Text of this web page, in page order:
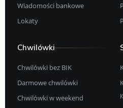
Wiadomości bankowe
Lokaty
Chwilówki
Chwilówki bez BIK
Darmowe chwilówki
Chwilówki w weekend